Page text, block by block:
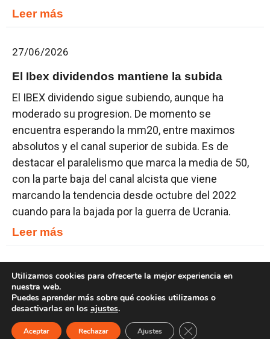
Leer más
27/06/2026
El Ibex dividendos mantiene la subida
El IBEX dividendo sigue subiendo, aunque ha
moderado su progresion. De momento se
encuentra esperando la mm20, entre maximos
absolutos y el canal superior de subida. Es de
destacar el paralelismo que marca la media de 50,
con la parte baja del canal alcista que viene
marcando la tendencia desde octubre del 2022
cuando para la bajada por la guerra de Ucrania.
Leer más
20/06/2026
El Ibex 35 acelera la subida
El Ibex 35 ha cambiado ultimamente, gracias a la
recuperacion de los bancos, que han estado de
Utilizamos cookies para ofrecerte la mejor experiencia en
nuestra web.
Puedes aprender más sobre qué cookies utilizamos o
desactivarlas en los ajustes.
Aceptar Rechazar Ajustes Cerrar el banner de